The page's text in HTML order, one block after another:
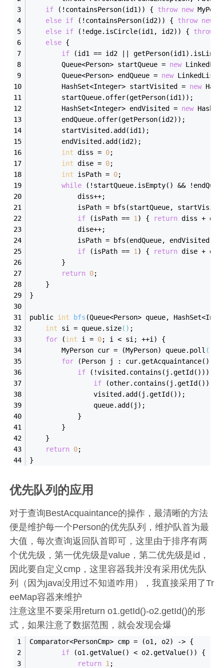
if (!containsPerson(id1 ) ) { throw new
else if (!containsPerson(id2) ) { throw new
else if (!edge.isCircle(id1 , id2) ) { throw
else {
if (id1 == id2 || getPerson(id1 ) .is
        Queue<Person> startQueue =
new
        Queue<Person> endQueue =
new
        HashSet<Integer> startVisited =
new
        startQueue.offer(get
Person(id1 ) );
        HashSet<Integer> endVisited =
new
        endQueue.offer(get
Person(id2) );
        startVisited.add(id1);
        endVisited.add(id2);
int diss = 0;
int dise = 0;
int isPath = 0;
while (!startQueue.isEmpty() &&
            diss++;
isPath = bfs(startQueue,
if (isPath == 1 ) { return diss +
            dise++;
isPath = bfs(endQueue, endVisited,
if (isPath == 1 ) { return dise +
        }
return 0;
    }
}
public int bfs (Queue<Person> queue,
int si = queue.size() ;
for (int i = 0; i < si; ++i) {
        MyPerson cur = (MyPerson) queue.poll
()
for (Person j : cur.getAcquaintance()
if (!visited.contains(j.getId() )) {
if (other.contains(j.getId() ))
                visited.add(j.get
Id() );
                queue.add(j);
            }
        }
    }
return 0;
}
优先队列的应用
对于查询BestAcquaintance的操作，最清晰的方法
便是维护每一个Person的优先队列，维护队首为最
大值，每次查询返回队首即可，这里由于排序有两
个优先级，第一优先级是value，第二优先级是id，
因此要自定义cmp，这里容器我并没有采用优先队
列（因为java没用过不知道咋用），我直接采用了Tr
eeMap容器来维护
注意这里不要采用return o1.getId()-o2.getId()的形
式，如果注意了数据范围，就会发现会爆
Comparator<PersonCmp> cmp = (o1, o2) -> {
if (o1.getValue() < o2.getValue() ) {
return 1 ;